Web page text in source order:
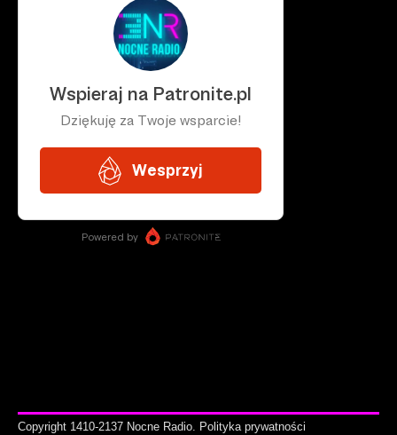
Copyright 1410-2137 Nocne Radio. Polityka prywatności